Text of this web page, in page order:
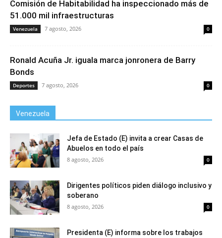
Comisión de Habitabilidad ha inspeccionado más de
51.000 mil infraestructuras
Venezuela 7 agosto, 2026 0
Ronald Acuña Jr. iguala marca jonronera de Barry
Bonds
Deportes 7 agosto, 2026 0
Venezuela
Jefa de Estado (E) invita a crear Casas de
Abuelos en todo el país
8 agosto, 2026 0
Dirigentes políticos piden diálogo inclusivo y
soberano
8 agosto, 2026 0
Presidenta (E) informa sobre los trabajos